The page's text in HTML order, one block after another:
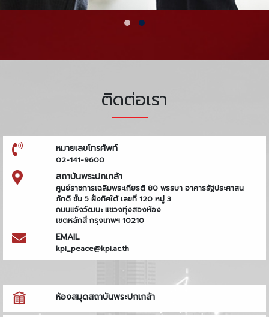
ติดต่อเรา
หมายเลขโทรศัพท์
02-141-9600
สถาบันพระปกเกล้า
ศูนย์ราชการเฉลิมพระเกียรติ 80 พรรษา อาคารรัฐประศาสน
ภักดี ชั้น 5 ฝั่งทิศใต้ เลขที่ 120 หมู่ 3
ถนนแจ้งวัฒนะ แขวงทุ่งสองห้อง
เขตหลักสี่ กรุงเทพฯ 10210
EMAIL
kpi_peace@kpi.ac.th
ห้องสมุดสถาบันพระปกเกล้า